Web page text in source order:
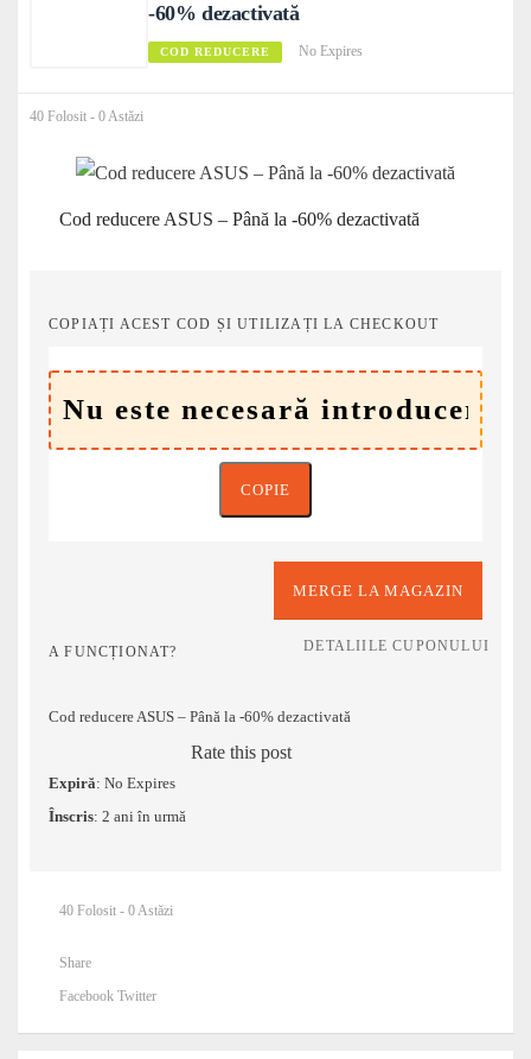
-60% dezactivată
COD REDUCERE No Expires
40 Folosit - 0 Astăzi
Cod reducere ASUS – Până la -60% dezactivată
COPIAȚI ACEST COD ȘI UTILIZAȚI LA CHECKOUT
COPIE
MERGE LA MAGAZIN
A FUNCȚIONAT? DETALIILE CUPONULUI
Cod reducere ASUS – Până la -60% dezactivată
Rate this post
Expiră: No Expires
Înscris: 2 ani în urmă
40 Folosit - 0 Astăzi
Share
Facebook Twitter